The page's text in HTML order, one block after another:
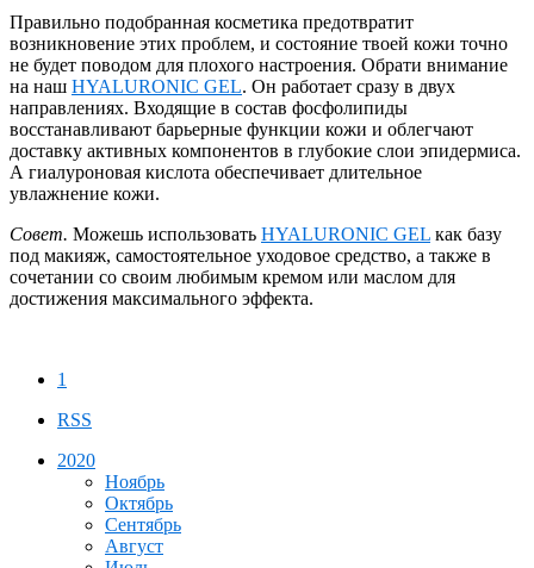
Правильно подобранная косметика предотвратит
возникновение этих проблем, и состояние твоей кожи точно
не будет поводом для плохого настроения. Обрати внимание
на наш HYALURONIC GEL. Он работает сразу в двух
направлениях. Входящие в состав фосфолипиды
восстанавливают барьерные функции кожи и облегчают
доставку активных компонентов в глубокие слои эпидермиса.
А гиалуроновая кислота обеспечивает длительное
увлажнение кожи.
Совет. Можешь использовать HYALURONIC GEL как базу
под макияж, самостоятельное уходовое средство, а также в
сочетании со своим любимым кремом или маслом для
достижения максимального эффекта.
1
RSS
2020
Ноябрь
Октябрь
Сентябрь
Август